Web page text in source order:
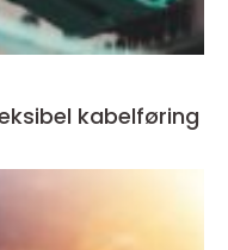
kabelføring